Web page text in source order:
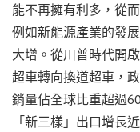
能不再擁有利多，從
例如新能源產業的發
大增。從川普時代開
超車轉向換道超車，
銷量佔全球比重超過
「新三樣」出口增長